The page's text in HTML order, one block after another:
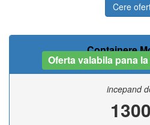
Cere
Containere
Oferta valabila pana
incepand
1300